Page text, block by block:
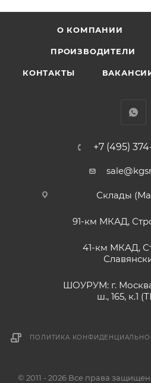
О КОМПАНИИ
ПРОИЗВОДИТЕЛИ
КОНТАКТЫ
+7 (495)
Склады
91-км МКАД,
41-км МКАД,
ШОУРУМ: г.
ш., 165, к.1
ПОЛИТИКА
© 2011 - 2026 Все права